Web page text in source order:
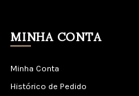
MINHA CONTA
Minha Conta
Histórico de Pedido